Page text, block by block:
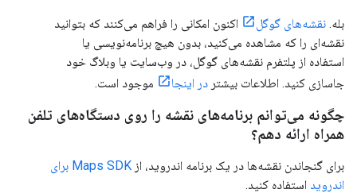
بله. نقشه‌های گوگل
اکنون امکانی را فراهم می‌کنند که بتوانید
نقشه‌ای را که مشاهده می‌کنید، بدون هیچ برنامه‌نویسی یا
استفاده از پلتفرم نقشه‌های گوگل، در وب‌سایت یا وبلاگ خود
جاسازی کنید. اطلاعات بیشتر در اینجا موجود است.
چگونه می‌توانم برنامه‌های نقشه را روی دستگاه‌های تلفن
همراه ارائه دهم؟
برای گنجاندن نقشه‌ها در یک برنامه اندروید، از
Maps SDK برای
اندروید استفاده کنید.